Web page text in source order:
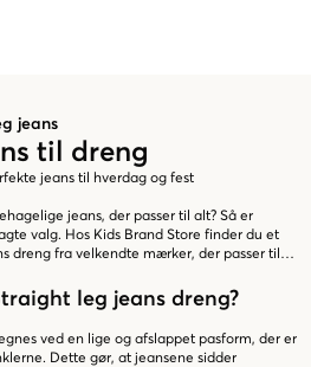
jeans
til dreng
jeans til hverdag og fest
jeans, der passer til alt? Så er
valg. Hos Kids Brand Store finder du et
dreng fra velkendte mærker, der passer til
leg jeans dreng?
ved en lige og afslappet pasform, der er
Dette gør, at jeansene sidder